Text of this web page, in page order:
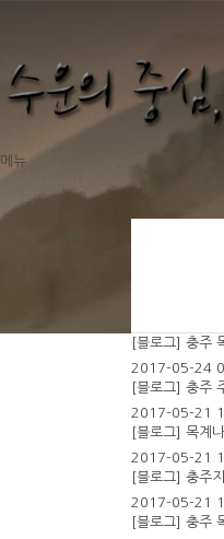
메뉴
[블로그] 충주
2017-05-24
[블로그] 충주
2017-05-21
[블로그] 목계
2017-05-21
[블로그] 충주
2017-05-21
[블로그] 충주